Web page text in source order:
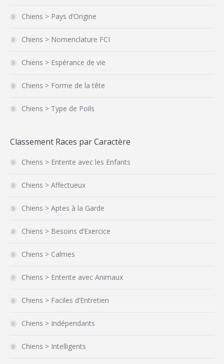
Chiens > Pays d’Origine
Chiens > Nomenclature FCI
Chiens > Espérance de vie
Chiens > Forme de la tête
Chiens > Type de Poils
Classement Races par Caractère
Chiens > Entente avec les Enfants
Chiens > Affectueux
Chiens > Aptes à la Garde
Chiens > Besoins d’Exercice
Chiens > Calmes
Chiens > Entente avec Animaux
Chiens > Faciles d’Entretien
Chiens > Indépendants
Chiens > Intelligents